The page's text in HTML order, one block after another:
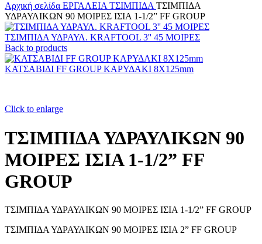
Αρχική σελίδα ΕΡΓΑΛΕΙΑ ΤΣΙΜΠΙΔΑ ΤΣΙΜΠΙΔΑ
ΥΔΡΑΥΛΙΚΩΝ 90 ΜΟΙΡΕΣ ΙΣΙΑ 1-1/2” FF GROUP
ΤΣΙΜΠΙΔΑ ΥΔΡΑΥΛ. KRAFTOOL 3'' 45 ΜΟΙΡΕΣ
Back to products
ΚΑΤΣΑΒΙΔΙ FF GROUP ΚΑΡΥΔΑΚΙ 8Χ125mm
Click to enlarge
ΤΣΙΜΠΙΔΑ ΥΔΡΑΥΛΙΚΩΝ 90
ΜΟΙΡΕΣ ΙΣΙΑ 1-1/2” FF
GROUP
ΤΣΙΜΠΙΔΑ ΥΔΡΑΥΛΙΚΩΝ 90 ΜΟΙΡΕΣ ΙΣΙΑ 1-1/2” FF GROUP
ΤΣΙΜΠΙΔΑ ΥΔΡΑΥΛΙΚΩΝ 90 ΜΟΙΡΕΣ ΙΣΙΑ 2” FF GROUP